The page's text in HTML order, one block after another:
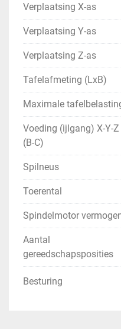
Verplaatsing X-as
Verplaatsing Y-as
Verplaatsing Z-as
Tafelafmeting (LxB)
Maximale
Voeding (ijlgang) X-Y-Z
(B-C)
Spilneus
Toerental
Spindelmotor
Aantal
gereedschapsposities
Besturing